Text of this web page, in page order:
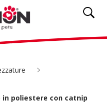
poliestere con catnip